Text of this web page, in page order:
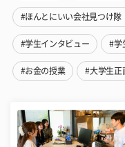
#ほんとにいい会社見つけ隊
#学生インタビュー #学
#お金の授業 #大学生正